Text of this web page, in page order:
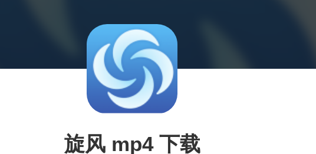
旋风 mp4 下载